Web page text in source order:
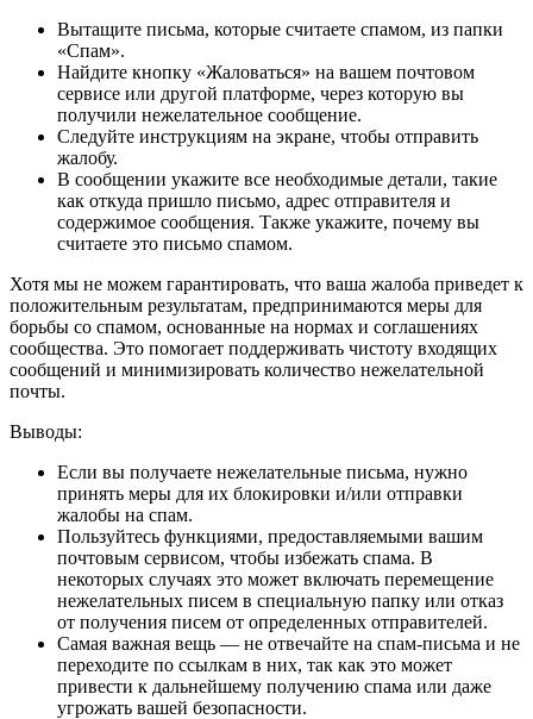
Вытащите письма, которые считаете спамом, из папки
«Спам».
Найдите кнопку «Жаловаться» на вашем почтовом
сервисе или другой платформе, через которую вы
получили нежелательное сообщение.
Следуйте инструкциям на экране, чтобы отправить
жалобу.
В сообщении укажите все необходимые детали, такие
как откуда пришло письмо, адрес отправителя и
содержимое сообщения. Также укажите, почему вы
считаете это письмо спамом.
Хотя мы не можем гарантировать, что ваша жалоба приведет к
положительным результатам, предпринимаются меры для
борьбы со спамом, основанные на нормах и соглашениях
сообщества. Это помогает поддерживать чистоту входящих
сообщений и минимизировать количество нежелательной
почты.
Выводы:
Если вы получаете нежелательные письма, нужно
принять меры для их блокировки и/или отправки
жалобы на спам.
Пользуйтесь функциями, предоставляемыми вашим
почтовым сервисом, чтобы избежать спама. В
некоторых случаях это может включать перемещение
нежелательных писем в специальную папку или отказ
от получения писем от определенных отправителей.
Самая важная вещь — не отвечайте на спам-письма и не
переходите по ссылкам в них, так как это может
привести к дальнейшему получению спама или даже
угрожать вашей безопасности.